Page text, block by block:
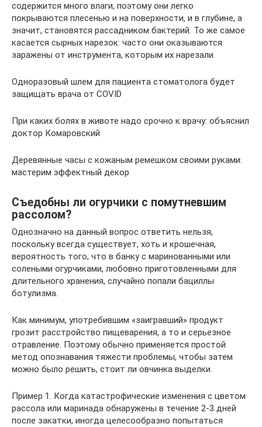
содержится много влаги, поэтому они легко
покрываются плесенью и на поверхности, и в глубине, а
значит, становятся рассадником бактерий. То же самое
касается сырных нарезок: часто они оказываются
заражены от инструмента, которым их нарезали.
Одноразовый шлем для пациента стоматолога будет
защищать врача от COVID
При каких болях в животе надо срочно к врачу: объяснил
доктор Комаровский
Деревянные часы с кожаным ремешком своими руками:
мастерим эффектный декор
Съедобны ли огурчики с помутневшим
рассолом?
Однозначно на данный вопрос ответить нельзя,
поскольку всегда существует, хоть и крошечная,
вероятность того, что в банку с маринованными или
солеными огурчиками, любовно приготовленными для
длительного хранения, случайно попали бациллы
ботулизма.
Как минимум, употребившим «заигравший» продукт
грозит расстройство пищеварения, а то и серьезное
отравление. Поэтому обычно применяется простой
метод опознавания тяжести проблемы, чтобы затем
можно было решить, стоит ли овчинка выделки.
Пример 1. Когда катастрофические изменения с цветом
рассола или маринада обнаружены в течение 2-3 дней
после закатки, иногда целесообразно попытаться